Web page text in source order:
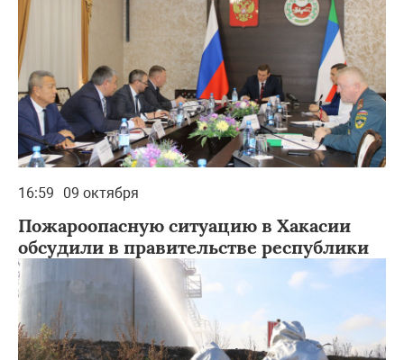
16:59 09 октября
Пожароопасную ситуацию в Хакасии
обсудили в правительстве республики